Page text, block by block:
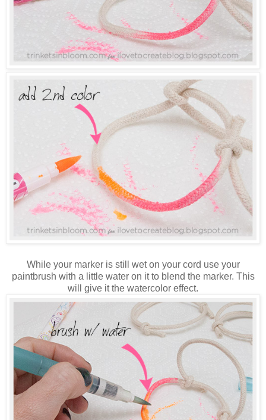
While your marker is still wet on your cord use your
paintbrush with a little water on it to blend the marker. This
will give it the watercolor effect.